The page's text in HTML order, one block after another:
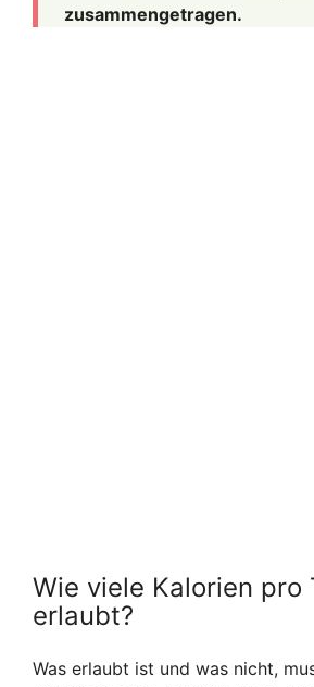
zusammengetragen.
Wie viele Kalorien pro
erlaubt?
Was erlaubt ist und was nicht,